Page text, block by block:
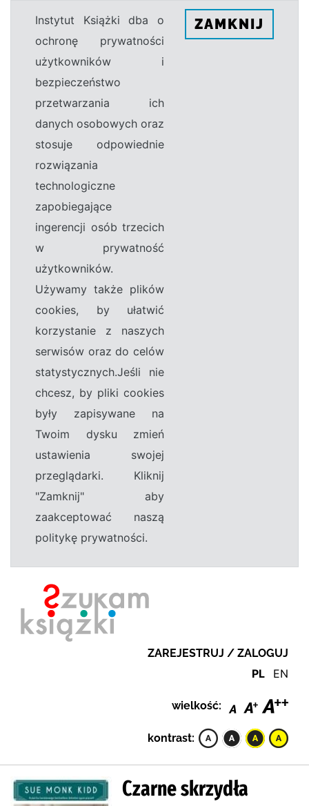
Instytut Książki dba o
ochronę prywatności
użytkowników i
bezpieczeństwo
przetwarzania ich
danych osobowych oraz
stosuje odpowiednie
rozwiązania
technologiczne
zapobiegające
ingerencji osób trzecich
w prywatność
użytkowników.
Używamy także plików
cookies, by ułatwić
korzystanie z naszych
serwisów oraz do celów
statystycznych.Jeśli nie
chcesz, by pliki cookies
były zapisywane na
Twoim dysku zmień
ustawienia swojej
przeglądarki. Kliknij
"Zamknij" aby
zaakceptować naszą
politykę prywatności.
ZAMKNIJ
ZAREJESTRUJ / ZALOGUJ
PL EN
wielkość:
kontrast:
Czarne skrzydła